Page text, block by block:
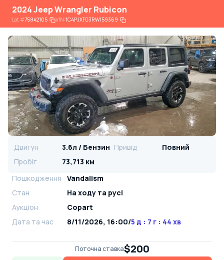
2024 Jeep Wrangler Rubicon
Lot#75842105 VIN:1C4PJXFG3RW159369
Двигун 3.6л / Бензин Привід
Повний
Пробіг
73,713 км
Пошкодження
Vandalism
Стан
На ​​ходу та русі
Аукціон
Copart
Дата та час
8/11/2026, 16:00/5 д : 7 г : 44 хв
Поточна ставка$200